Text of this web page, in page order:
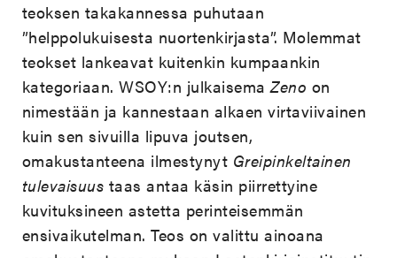
teoksen takakannessa puhutaan
”helppolukuisesta nuortenkirjasta”. Molemmat
teokset lankeavat kuitenkin kumpaankin
kategoriaan. WSOY:n julkaisemaZeno on
nimestään ja kannestaan alkaen virtaviivainen
kuin sen sivuilla lipuva joutsen,
omakustanteena ilmestynyt Greipinkeltainen
tulevaisuus taas antaa käsin piirrettyine
kuvituksineen astetta perinteisemmän
ensivaikutelman. Teos on valittu ainoana